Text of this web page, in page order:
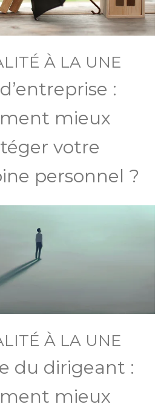
À LA UNE
:
mieux
votre
personnel ?
À LA UNE
du dirigeant :
mieux